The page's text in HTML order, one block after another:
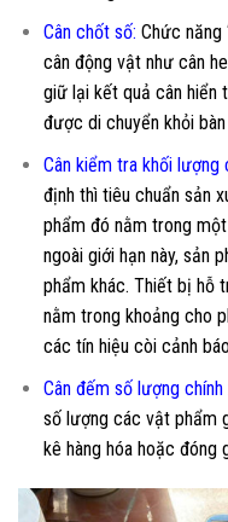
Cân chốt số: Chức
cân động vật như cân
giữ lại kết quả cân hiển
được di chuyển khỏi bàn
Cân kiểm tra khối lượng
định thì tiêu chuẩn sản
phẩm đó nằm trong
ngoài giới hạn này, sản
phẩm khác. Thiết bị hỗ
nằm trong khoảng cho
các tín hiệu còi cảnh
Cân đếm số lượng chính
số lượng các vật phẩm
kê hàng hóa hoặc đóng